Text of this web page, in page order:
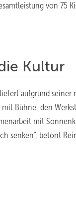
von 75
Kultur
aufgrund
Bühne, den
mit
senken“, betont